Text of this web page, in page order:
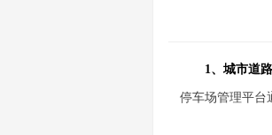
1、城市道
停车场管理平台